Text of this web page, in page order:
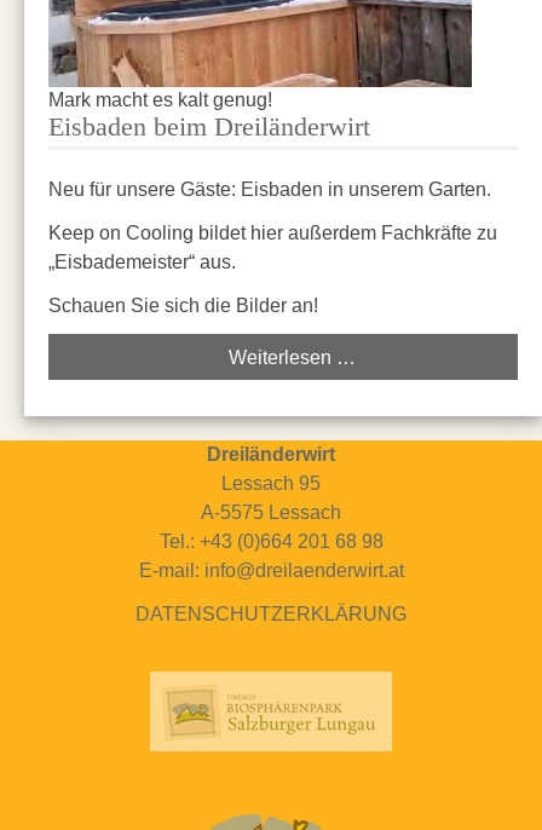
Mark macht es kalt genug!
Eisbaden beim Dreiländerwirt
Neu für unsere Gäste: Eisbaden in unserem Garten.
Keep on Cooling bildet hier außerdem Fachkräfte zu
„Eisbademeister“ aus.
Schauen Sie sich die Bilder an!
Weiterlesen …
Dreiländerwirt
Lessach 95
A-5575 Lessach
Tel.: +43 (0)664 201 68 98
E-mail: info@dreilaenderwirt.at
DATENSCHUTZERKLÄRUNG